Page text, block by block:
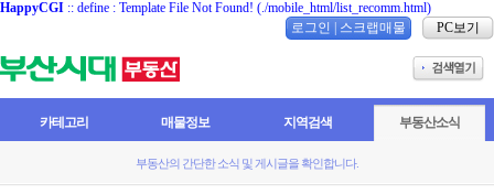
HappyCGI :: define : Template File Not Found! (./mobile_html/list_recomm.html)
로그인
스크랩매물 PC보기
카테고리 매물정보 지역검색 부동산소식
부동산의 간단한 소식 및 게시글을 확인합니다.